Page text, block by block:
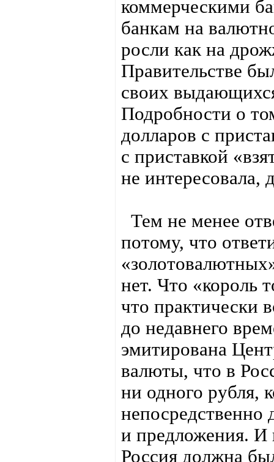
коммерческими
банкам на
росли как на
Правительстве
своих
Подробности о
долларов с
с приставкой
не интересовала,
Тем не менее
потому, что
нет. Что «король
что практически
до недавнего
эмитирована
валюты, что в
ни одного
непосредственно
и предложения. И
Россия должна